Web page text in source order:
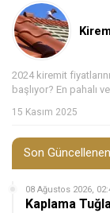
2024 kiremit
başlıyor? En pahalı
15 Kasım 2025
Son
08 Ağustos 2026,
Kaplama